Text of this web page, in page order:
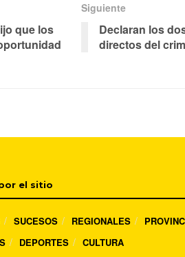
que los
Siguiente
Declaran los
directos del
el sitio
SUCESOS REGIONALES
DEPORTES CULTURA